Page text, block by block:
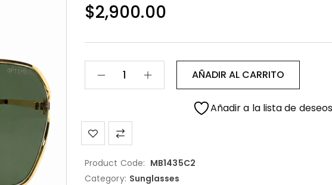
$2,900.00
AÑADIR AL CARRITO
Añadir a la lista de deseos
Product Code: MB1435C2
Category: Sunglasses